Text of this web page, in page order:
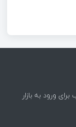
ورود به بازار